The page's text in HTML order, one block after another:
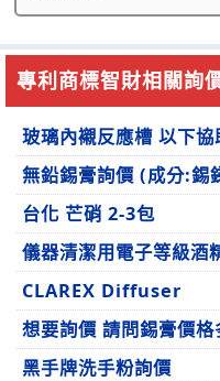
專利商標智財相關詢
玻璃內襯反應槽 以下協
無鉛錫膏詢價 (成分:錫
台化 芒硝 2-3包
儀器清潔用電子等級酒
CLAREX Diffuser
想要詢價 請問錫膏價格
黑手牌洗手粉詢價